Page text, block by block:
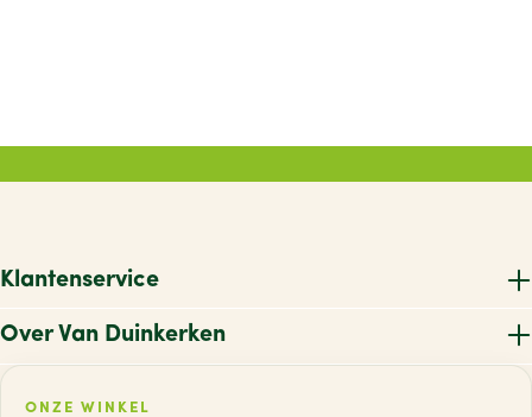
Klantenservice
Over Van Duinkerken
ONZE WINKEL